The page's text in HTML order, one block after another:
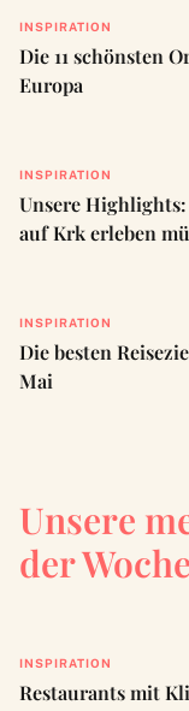
INSPIRATION
Die 11 schönsten
Europa
INSPIRATION
Unsere
auf Krk erleben
INSPIRATION
Die besten
Mai
Unsere
der Woche
INSPIRATION
Restaurants mit